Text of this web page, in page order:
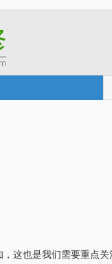
这也是我们需要重点关